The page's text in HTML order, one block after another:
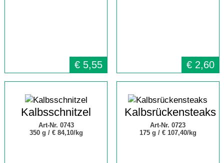
€ 5,55 € 2,60
Kalbsschnitzel
Art-Nr. 0743
350 g / € 84,10/kg
Kalbsrückensteaks
Art-Nr. 0723
175 g / € 107,40/kg